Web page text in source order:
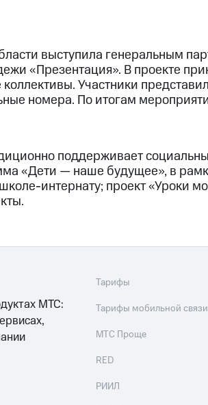
выступила генеральным
«Презентация». В проекте
Участники
номера. По итогам
поддерживает
«Дети — наше будущее», в
интернату; проект «Уроки
МТС:
Тарифы
Тарифы мобильной связи
МТС Проще
RED
РИИЛ